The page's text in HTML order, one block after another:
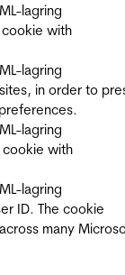
lagring
with
lagring
in order to
lagring
with
lagring
ID. The cookie
many